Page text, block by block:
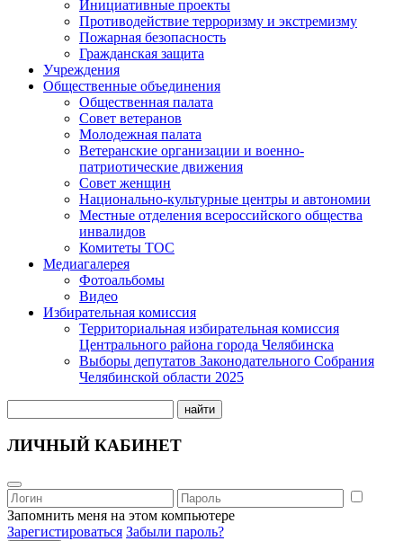
Инициативные проекты
Противодействие терроризму и экстремизму
Пожарная безопасность
Гражданская защита
Учреждения
Общественные объединения
Общественная палата
Совет ветеранов
Молодежная палата
Ветеранские организации и военно-
патриотические движения
Совет женщин
Национально-культурные центры и автономии
Местные отделения всероссийского общества
инвалидов
Комитеты ТОС
Медиагалерея
Фотоальбомы
Видео
Избирательная комиссия
Территориальная избирательная комиссия
Центрального района города Челябинска
Выборы депутатов Законодательного Собрания
Челябинской области 2025
найти
ЛИЧНЫЙ КАБИНЕТ
Запомнить меня на этом компьютере
Зарегистироваться Забыли пароль?